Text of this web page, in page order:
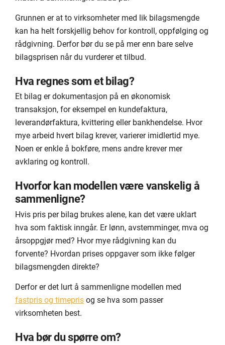
Grunnen er at to virksomheter med lik bilagsmengde
kan ha helt forskjellig behov for kontroll, oppfølging og
rådgivning. Derfor bør du se på mer enn bare selve
bilagsprisen når du vurderer et tilbud.
Hva regnes som et bilag?
Et bilag er dokumentasjon på en økonomisk
transaksjon, for eksempel en kundefaktura,
leverandørfaktura, kvittering eller bankhendelse. Hvor
mye arbeid hvert bilag krever, varierer imidlertid mye.
Noen er enkle å bokføre, mens andre krever mer
avklaring og kontroll.
Hvorfor kan modellen være vanskelig å
sammenligne?
Hvis pris per bilag brukes alene, kan det være uklart
hva som faktisk inngår. Er lønn, avstemminger, mva og
årsoppgjør med? Hvor mye rådgivning kan du
forvente? Hvordan prises oppgaver som ikke følger
bilagsmengden direkte?
Derfor er det lurt å sammenligne modellen med
fastpris og timepris og se hva som passer
virksomheten best.
Hva bør du spørre om?